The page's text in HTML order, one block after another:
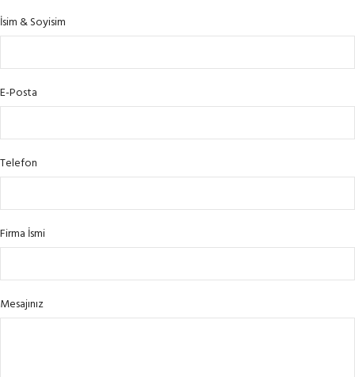
İsim & Soyisim
E-Posta
Telefon
Firma İsmi
Mesajınız